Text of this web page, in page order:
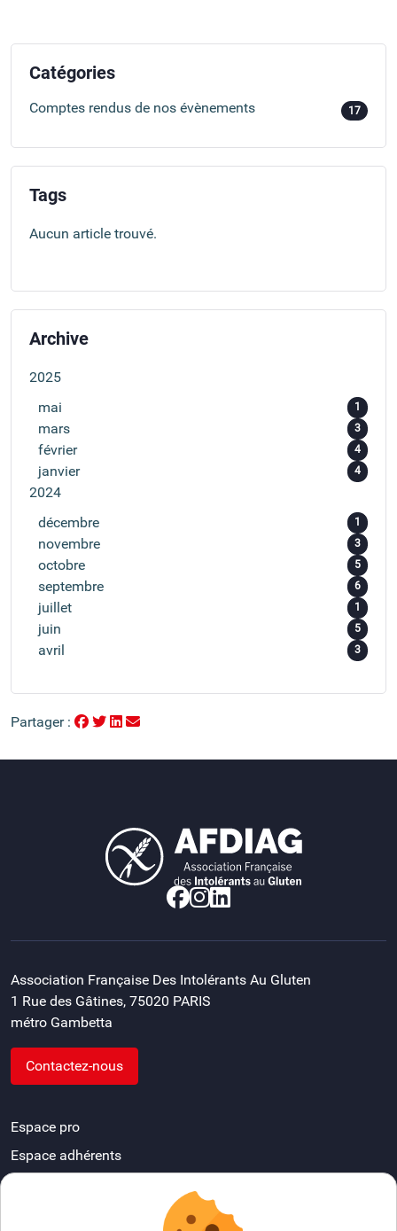
Catégories
Comptes rendus de nos évènements 17
Tags
Aucun article trouvé.
Archive
2025
mai
1
mars 3
février 4
janvier 4
2024
décembre
1
novembre 3
octobre 5
septembre 6
juillet 1
juin 5
avril 3
Partager :
Association Française Des Intolérants Au Gluten
1 Rue des Gâtines, 75020 PARIS
métro Gambetta
Contactez-nous
Espace pro
Espace adhérents